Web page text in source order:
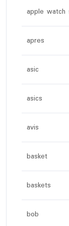
apple watch
apres
asic
asics
avis
basket
baskets
bob